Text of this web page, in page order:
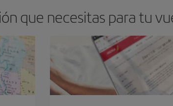
que necesitas para tu